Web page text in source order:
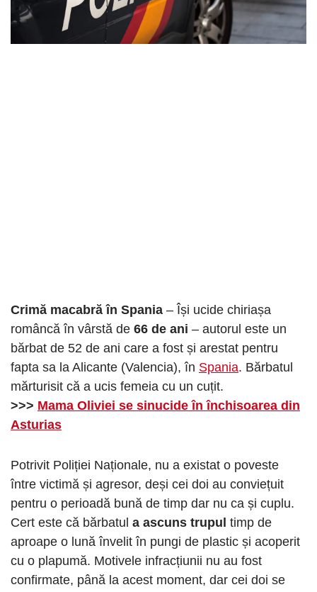
Crimă macabră în Spania – Își ucide chiriașa
româncă în vârstă de 66 de ani – autorul este un
bărbat de 52 de ani care a fost și arestat pentru
fapta sa la Alicante (Valencia), în Spania. Bărbatul
mărturisit că a ucis femeia cu un cuțit.
>>> Mama Oliviei se sinucide în închisoarea din
Asturias
Potrivit Poliției Naționale, nu a existat o poveste
între victimă și agresor, deși cei doi au conviețuit
pentru o perioadă bună de timp dar nu ca și cuplu.
Cert este că bărbatul a ascuns trupul timp de
aproape o lună învelit în pungi de plastic și acoperit
cu o plapumă. Motivele infracțiunii nu au fost
confirmate, până la acest moment, dar cei doi se